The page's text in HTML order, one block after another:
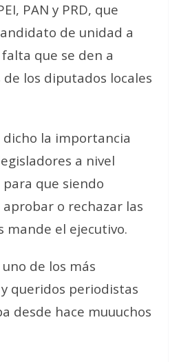
PAN y PRD, que
de unidad a
falta que se den a
los diputados locales
dicho la importancia
a nivel
que siendo
o rechazar las
mande el ejecutivo.
de los más
queridos periodistas
desde hace muuuchos